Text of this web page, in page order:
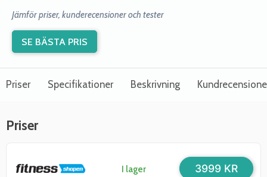
Jämför priser, kunderecensioner och tester
SE BÄSTA PRIS
Priser Specifikationer Beskrivning
Priser
I lager 3999 KR